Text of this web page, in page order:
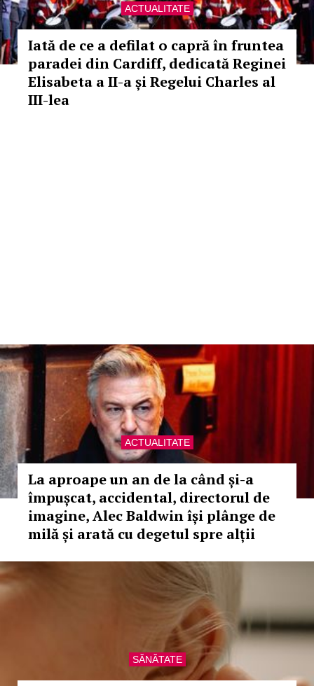
ACTUALITATE
Iată de ce a defilat o capră în fruntea
paradei din Cardiff, dedicată Reginei
Elisabeta a II-a și Regelui Charles al
III-lea
ACTUALITATE
La aproape un an de la când și-a
împușcat, accidental, directorul de
imagine, Alec Baldwin își plânge de
milă și arată cu degetul spre alții
SĂNĂTATE